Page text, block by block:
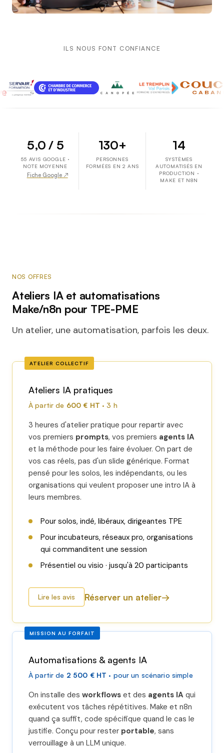
ILS NOUS FONT CONFIANCE
5,0 / 5
55 AVIS GOOGLE ·
NOTE MOYENNE
Fiche Google ↗
130+
PERSONNES
FORMÉES EN 2 ANS
14
SYSTÈMES
AUTOMATISÉS EN
PRODUCTION ·
MAKE ET N8N
NOS OFFRES
Ateliers IA et automatisations
Make/n8n pour TPE-PME
Un atelier, une automatisation, parfois les deux.
ATELIER COLLECTIF
Ateliers IA pratiques
À partir de 600 € HT · 3 h
3 heures d'atelier pratique pour repartir avec
vos premiers prompts, vos premiers agents IA
et la méthode pour les faire évoluer. On part de
vos cas réels, pas d'un slide générique. Format
pensé pour les solos, les indépendants, ou les
organisations qui veulent proposer une intro IA à
leurs membres.
Pour solos, indé, libéraux, dirigeantes TPE
Pour incubateurs, réseaux pro, organisations
qui commanditent une session
Présentiel ou visio · jusqu'à 20 participants
Lire les avis Réserver un atelier
MISSION AU FORFAIT
Automatisations & agents IA
À partir de 2 500 € HT · pour un scénario simple
On installe des workflows et des agents IA qui
exécutent vos tâches répétitives. Make et n8n
quand ça suffit, code spécifique quand le cas le
justifie. Conçu pour rester portable, sans
verrouillage à un LLM unique.